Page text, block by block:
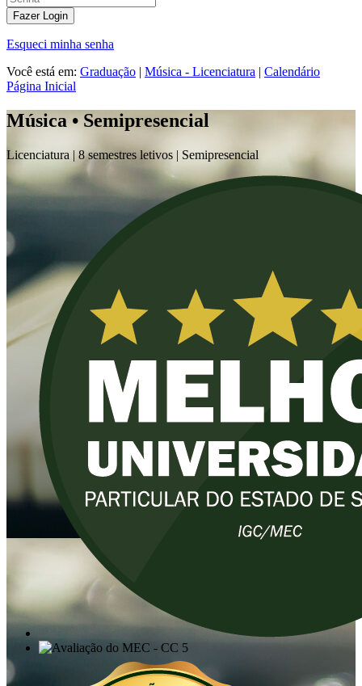
Fazer Login
Esqueci minha senha
Você está em: Graduação | Música - Licenciatura | Calendário
Página Inicial
Música • Semipresencial
Licenciatura | 8 semestres letivos | Semipresencial